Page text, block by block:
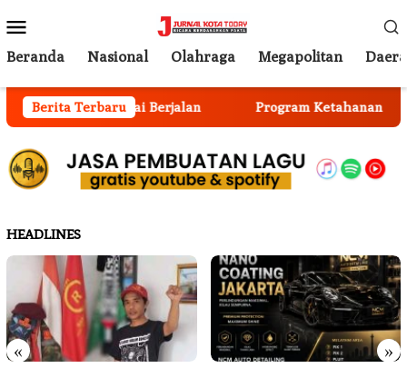
ke
kontenMobile
Beranda Nasional Olahraga Megapolitan
Berita Terbaru
Anggota Mulai Berjalan Program Ketahanan
HEADLINES
« »